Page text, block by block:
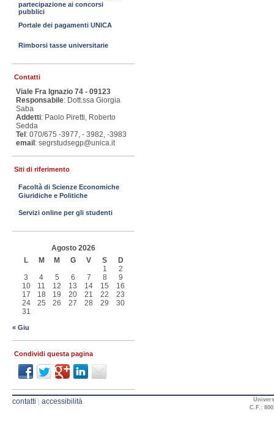
partecipazione ai concorsi
pubblici
Portale dei pagamenti UNICA
Rimborsi tasse universitarie
Contatti
Viale Fra Ignazio 74 - 09123
Responsabile: Dott.ssa Giorgia
Saba
Addetti: Paolo Piretti, Roberto
Sedda
Tel : 070/675 -3977, - 3982, -3983
email : segrstudsegp@unica.it
Siti di riferimento
Facoltà di Scienze Economiche
Giuridiche e Politiche
Servizi online per gli studenti
Agosto 2026
L
M M G V S
D
1
2
3
4 5 6 7 8
9
10
11 12 13 14 15
16
17
18 19 20 21 22
23
24
25 26 27 28 29
30
31
« Giu
Condividi questa pagina
contatti accessibilità
C.F.: